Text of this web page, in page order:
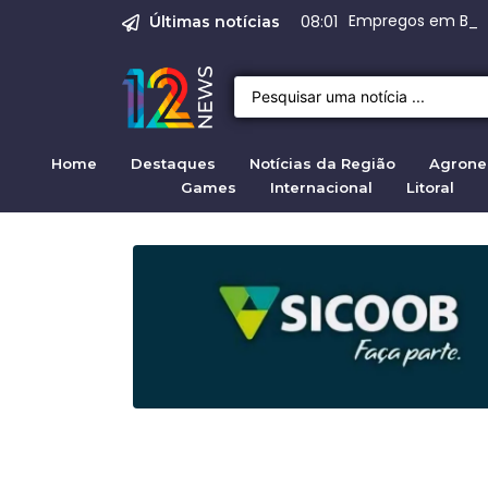
Últimas notícias 08:01 Empregos em
Crise migratória
Projeto de Lei
Operação
Produção do
Home Destaques Notícias da Região
Games
Internacional Litoral